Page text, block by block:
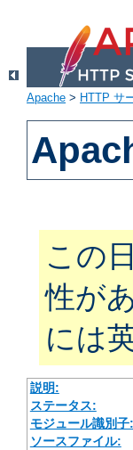
Apache > HTTP サ
この
性が
には
説明:
ステータス:
モジュール識別子:
ソースファイル: